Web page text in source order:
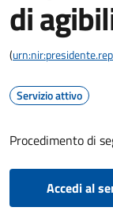
di
(
Servizio attivo
Procedimento di
Accedi al